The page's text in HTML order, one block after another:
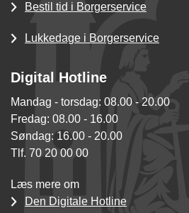
Bestil tid i Borgerservice
Lukkedage i Borgerservice
Digital Hotline
Mandag - torsdag: 08.00 - 20.00
Fredag: 08.00 - 16.00
Søndag: 16.00 - 20.00
Tlf. 70 20 00 00
Læs mere om
Den Digitale Hotline